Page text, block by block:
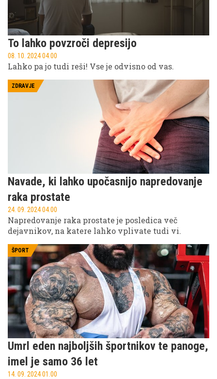
To lahko povzroči depresijo
08. 10. 2024 04.00
Lahko pa jo tudi reši! Vse je odvisno od vas.
ZDRAVJE
Navade, ki lahko upočasnijo napredovanje
raka prostate
24. 09. 2024 04.00
Napredovanje raka prostate je posledica več
dejavnikov, na katere lahko vplivate tudi vi.
ŠPORT
Umrl eden najboljših športnikov te panoge,
imel je samo 36 let
14. 09. 2024 01.00